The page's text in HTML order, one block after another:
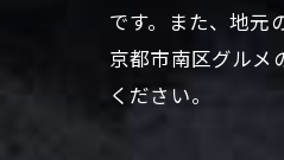
です。また、地元
京都市南区グルメ
ください。